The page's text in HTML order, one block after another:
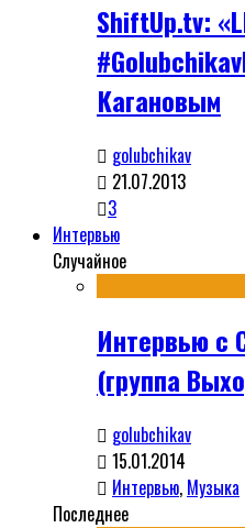
ShiftUp.tv:
Кагановым
golubchikav
21.07.2013
3
Интервью
Случайное
Интервью с
(группа
golubchikav
15.01.2014
Интервью, Музыка
Последнее